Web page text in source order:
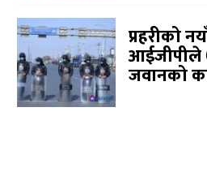
प्रहरीको
आईजीपीले
जवानको